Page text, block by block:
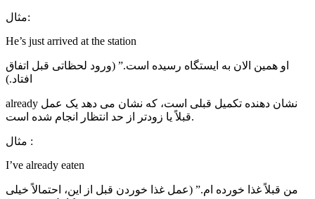
مثال:
He’s just arrived at the station
او همین الان به ایستگاه رسیده است.” (ورود لحظاتی قبل اتفاق
افتاد.)
already نشان دهنده تکمیل قبلی است، که نشان می دهد یک عمل
قبلاً یا زودتر از حد انتظار انجام شده است.
مثال :
I’ve already eaten
من قبلاً غذا خورده ام.” (عمل غذا خوردن قبل از این، احتمالاً خیلی